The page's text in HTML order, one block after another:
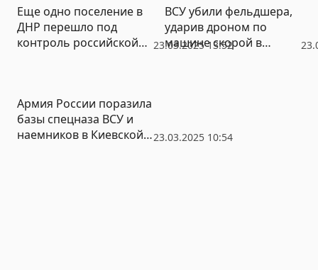
Украине
23.03.2025 13:52
Еще одно поселение в
ДНР перешло под
контроль российской
ВСУ убили фельдшера,
ударив дроном по
машине скорой в
23.03.2025 10:54
Армия России поразила
базы спецназа ВСУ и
наемников в Киевской